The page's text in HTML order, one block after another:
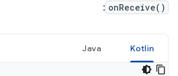
onReceive()
:
Kotlin
Java